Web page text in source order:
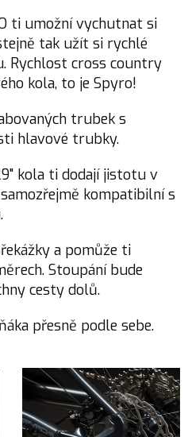
ti umožní vychutnat si
tak užít si rychlé
Rychlost cross country
kola, to je Spyro!
trubek s
hlavové trubky.
kola ti dodají jistotu v
kompatibilní s
a pomůže ti
Stoupání bude
cesty dolů.
přesně podle sebe.